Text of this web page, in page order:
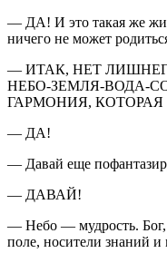
— ДА! И это такая же
ничего не может
— ИТАК, НЕТ
НЕБО-ЗЕМЛЯ-ВОДА-
ГАРМОНИЯ,
— ДА!
— Давай еще
— ДАВАЙ!
— Небо — мудрость. Бог,
поле, носители знаний и